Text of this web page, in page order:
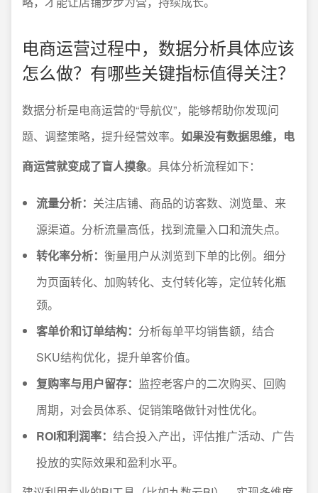
电商运营过程中，数据分析具体应该
怎么做？有哪些关键指标值得关注？
数据分析是电商运营的“导航仪”，能够帮助你发现问
题、调整策略，提升经营效率。 如果没有数据思维，电
商运营就变成了盲人摸象。具体分析流程如下：
流量分析： 关注店铺、商品的访客数、浏览量、来
源渠道。分析流量高低，找到流量入口和流失点。
转化率分析： 衡量用户从浏览到下单的比例。细分
为页面转化、加购转化、支付转化等，定位转化瓶
颈。
客单价和订单结构： 分析每单平均销售额，结合
SKU结构优化，提升单客价值。
复购率与用户留存： 监控老客户的二次购买、回购
周期，对会员体系、促销策略做针对性优化。
ROI和利润率： 结合投入产出，评估推广活动、广告
投放的实际效果和盈利水平。